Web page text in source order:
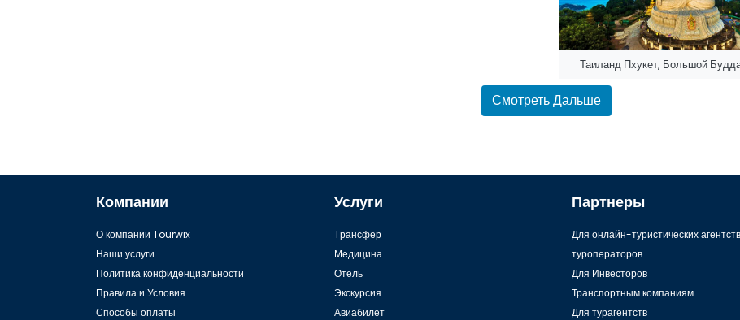
Таиланд Пхукет, Большой
Смотреть Дальше
Компании
О компании Tourwix
Наши услуги
Политика конфиденциальности
Правила и Условия
Способы оплаты
Услуги
Tрансфер
Медицина
Отель
Экскурсия
Авиабилет
Партнеры
Для онлайн-туристических
туроператоров
Для Инвесторов
Транспортным компаниям
Для турагентств